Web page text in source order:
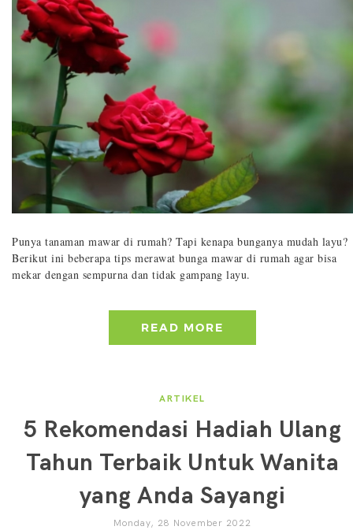
Punya tanaman mawar di rumah? Tapi kenapa bunganya mudah layu?
Berikut ini beberapa tips merawat bunga mawar di rumah agar bisa
mekar dengan sempurna dan tidak gampang layu.
READ MORE
ARTIKEL
5 Rekomendasi Hadiah Ulang
Tahun Terbaik Untuk Wanita
yang Anda Sayangi
Monday, 28 November 2022